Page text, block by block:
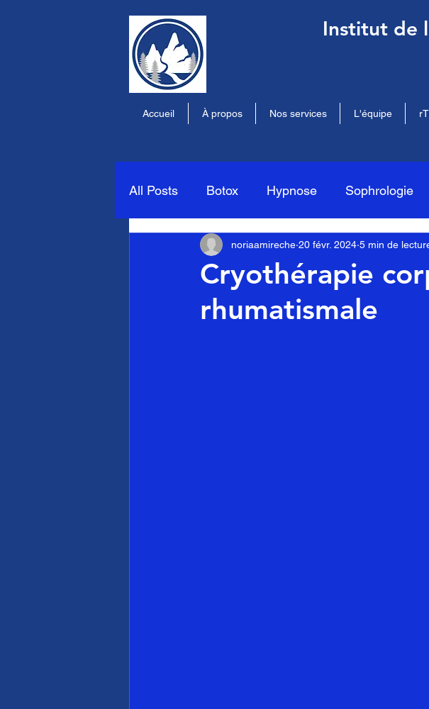
Institut de
Accueil À propos Nos services L'équipe
All Posts Botox Hypnose Sophrologie
Stimulation médullaire Acupuncture
cryoneurolyse stimulation médullaire
Cryothérapie
rhumatismale
noriaamireche 20 févr. 2024 5 min de